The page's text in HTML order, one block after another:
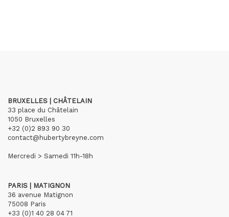
BRUXELLES | CHÂTELAIN
33 place du Châtelain
1050 Bruxelles
+32 (0)2 893 90 30
contact@hubertybreyne.com
Mercredi > Samedi 11h-18h
PARIS | MATIGNON
36 avenue Matignon
75008 Paris
+33 (0)1 40 28 04 71